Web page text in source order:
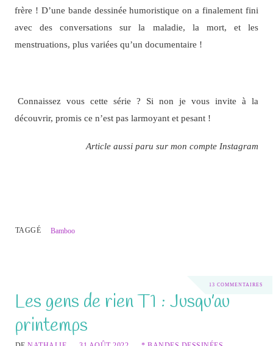
frère ! D’une bande dessinée humoristique on a finalement fini
avec des conversations sur la maladie, la mort, et les
menstruations, plus variées qu’un documentaire !
Connaissez vous cette série ? Si non je vous invite à la
découvrir, promis ce n’est pas larmoyant et pesant !
Article aussi paru sur mon compte Instagram
TAGGÉ Bamboo
13 COMMENTAIRES
Les gens de rien T1 : Jusqu’au
printemps